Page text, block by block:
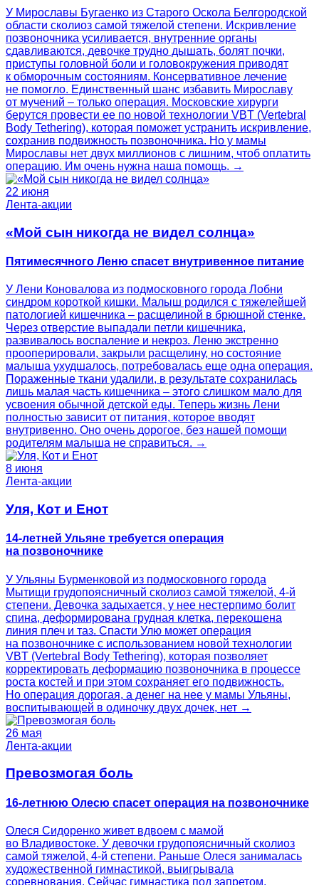
У Мирославы Бугаенко из Старого Оскола Белгородской
области сколиоз самой тяжелой степени. Искривление
позвоночника усиливается, внутренние органы
сдавливаются, девочке трудно дышать, болят почки,
приступы головной боли и головокружения приводят
к обморочным состояниям. Консервативное лечение
не помогло. Единственный шанс избавить Мирославу
от мучений – только операция. Московские хирурги
берутся провести ее по новой технологии VBT (Vertebral
Body Tethering), которая поможет устранить искривление,
сохранив подвижность позвоночника. Но у мамы
Мирославы нет двух миллионов с лишним, чтоб оплатить
операцию. Им очень нужна наша помощь. →
22 июня
Лента-акции
«Мой сын никогда не видел солнца»
Пятимесячного Леню спасет внутривенное питание
У Лени Коновалова из подмосковного города Лобни
синдром короткой кишки. Малыш родился с тяжелейшей
патологией кишечника – расщелиной в брюшной стенке.
Через отверстие выпадали петли кишечника,
развивалось воспаление и некроз. Леню экстренно
прооперировали, закрыли расщелину, но состояние
малыша ухудшалось, потребовалась еще одна операция.
Пораженные ткани удалили, в результате сохранилась
лишь малая часть кишечника – этого слишком мало для
усвоения обычной детской еды. Теперь жизнь Лени
полностью зависит от питания, которое вводят
внутривенно. Оно очень дорогое, без нашей помощи
родителям малыша не справиться. →
8 июня
Лента-акции
Уля, Кот и Енот
14-летней Ульяне требуется операция
на позвоночнике
У Ульяны Бурменковой из подмосковного города
Мытищи грудопоясничный сколиоз самой тяжелой, 4-й
степени. Девочка задыхается, у нее нестерпимо болит
спина, деформирована грудная клетка, перекошена
линия плеч и таз. Спасти Улю может операция
на позвоночнике с использованием новой технологии
VBT (Vertebral Body Tethering), которая позволяет
корректировать деформацию позвоночника в процессе
роста костей и при этом сохраняет его подвижность.
Но операция дорогая, а денег на нее у мамы Ульяны,
воспитывающей в одиночку двух дочек, нет →
26 мая
Лента-акции
Превозмогая боль
16-летнюю Олесю спасет операция на позвоночнике
Олеся Сидоренко живет вдвоем с мамой
во Владивостоке. У девочки грудопоясничный сколиоз
самой тяжелой, 4-й степени. Раньше Олеся занималась
художественной гимнастикой, выигрывала
соревнования. Сейчас гимнастика под запретом,